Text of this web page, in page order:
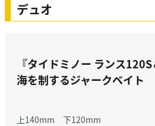
デュオ
『タイドミノー ランス120S
海を制するジャークベイト
上140mm 下120mm